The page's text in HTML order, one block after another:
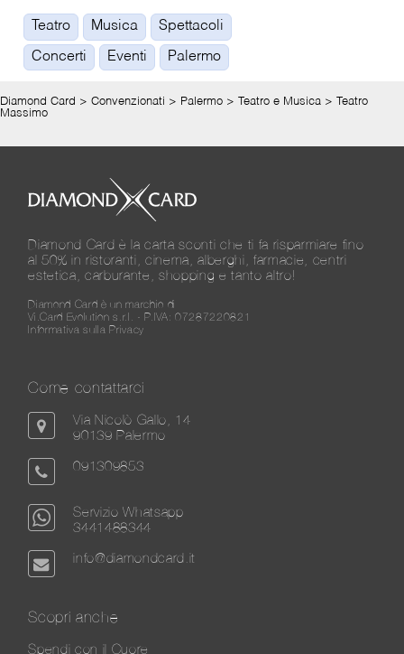
Teatro Musica Spettacoli
Concerti Eventi Palermo
Diamond Card > Convenzionati > Palermo > Teatro e Musica > Teatro
Massimo
Diamond Card è la carta sconti che ti fa risparmiare fino
al 50% in ristoranti, cinema, alberghi, farmacie, centri
estetica, carburante, shopping e tanto altro!
Diamond Card è un marchio di
Vi.Card Evolution s.r.l. - P.IVA: 07287220821
Informativa sulla Privacy
Come contattarci
Via Nicolò Gallo, 14
90139 Palermo
091309853
Servizio Whatsapp
3441488344
info@diamondcard.it
Scopri anche
Spendi con il Cuore